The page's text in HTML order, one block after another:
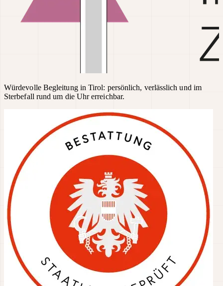
Würdevolle Begleitung in Tirol: persönlich, verlässlich und im
Sterbefall rund um die Uhr erreichbar.